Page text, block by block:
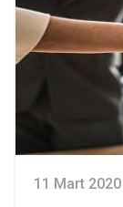
11 Mart 2020